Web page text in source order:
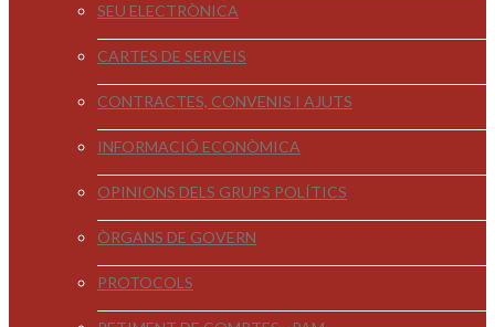
SEU ELECTRÒNICA
CARTES DE SERVEIS
CONTRACTES, CONVENIS I AJUTS
INFORMACIÓ ECONÒMICA
OPINIONS DELS GRUPS POLÍTICS
ÒRGANS DE GOVERN
PROTOCOLS